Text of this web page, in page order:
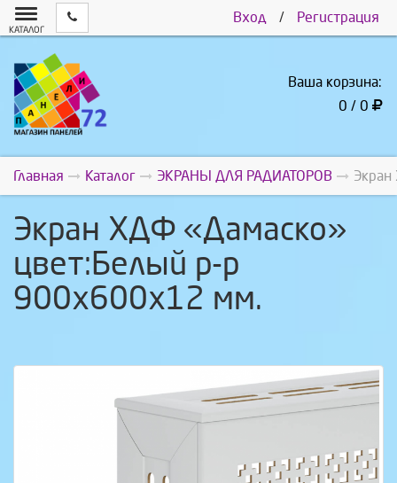
Вход / Регистрация
КАТАЛОГ
Ваша корзина:
0 / 0
Главная Каталог ЭКРАНЫ ДЛЯ РАДИАТОРОВ
Экран ХДФ «Дамаско»
цвет:Белый р-р
900х600х12 мм.